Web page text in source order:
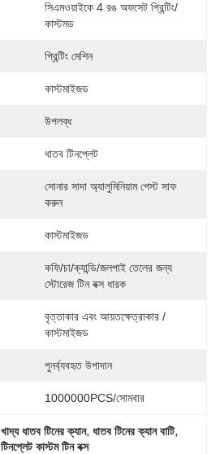
সিএমওয়াইকে 4 রঙ অফসেট প্রিন্টিং/
কাস্টমড
প্রিন্টিং মেশিন
কাস্টমাইজড
উপলব্ধ
ধাতব টিনপ্লেট
সোনার সাদা অ্যালুমিনিয়াম পেস্ট সাফ
করুন
কাস্টমাইজড
কফি/চা/ক্যান্ডি/জলপাই তেলের জন্য
স্টোরেজ টিন বক্স ধারক
বৃত্তাকার এবং আয়তক্ষেত্রাকার /
কাস্টমাইজড
পুনর্ব্যবহৃত উপাদান
1000000PCS/সোমবার
খাদ্য ধাতব টিনের ক্যান, ধাতব টিনের ক্যান বাটি,
টিনপ্লেট কাস্টম টিন বক্স